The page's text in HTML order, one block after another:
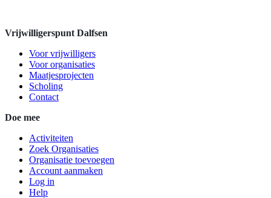
Vrijwilligerspunt Dalfsen
Voor vrijwilligers
Voor organisaties
Maatjesprojecten
Scholing
Contact
Doe mee
Activiteiten
Zoek Organisaties
Organisatie toevoegen
Account aanmaken
Log in
Help